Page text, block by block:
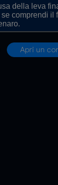
della leva
comprendi il
Apri un